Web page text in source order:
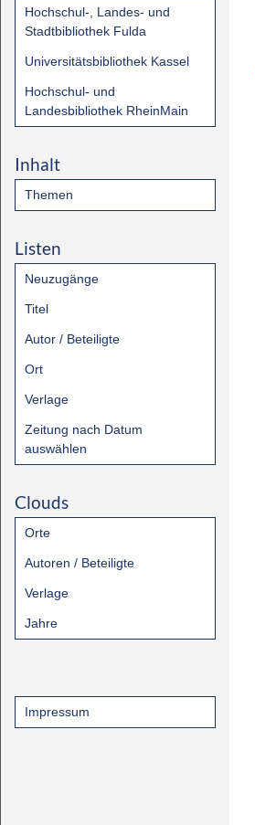
Hochschul-, Landes- und
Stadtbibliothek Fulda
Universitätsbibliothek Kassel
Hochschul- und
Landesbibliothek RheinMain
Inhalt
Themen
Listen
Neuzugänge
Titel
Autor / Beteiligte
Ort
Verlage
Zeitung nach Datum
auswählen
Clouds
Orte
Autoren / Beteiligte
Verlage
Jahre
Impressum